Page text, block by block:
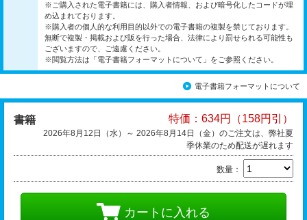
※ご購入された電子書籍には、購入者情報、および暗号化したコードが埋
め込まれております。
※購入者の個人的な利用目的以外での電子書籍の複製を禁じております。
無断で複製・掲載および販を行った場合、法律により罰せられる可能性も
ございますので、ご遠慮ください。
※閲覧方法は「電子書籍フォーマットについて」をご参照ください。
電子書籍フォーマットについて
書籍 特価：634円（158円引）
2026年8月12日（水）～ 2026年8月14日（金）のご注文は、弊社夏
季休業のため配送が遅れます
数量：
カートに入れる